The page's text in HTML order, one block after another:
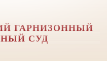
ГАРНИЗОННЫЙ
СУД